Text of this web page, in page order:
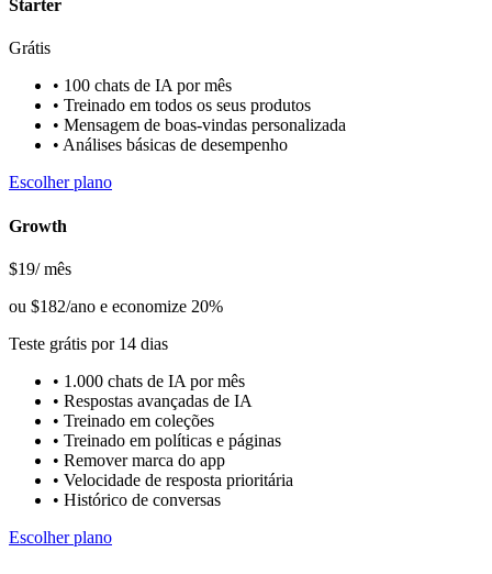
Starter
Grátis
• 100 chats de IA por mês
• Treinado em todos os seus produtos
• Mensagem de boas-vindas personalizada
• Análises básicas de desempenho
Escolher plano
Growth
$19/ mês
ou $182/ano e economize 20%
Teste grátis por 14 dias
• 1.000 chats de IA por mês
• Respostas avançadas de IA
• Treinado em coleções
• Treinado em políticas e páginas
• Remover marca do app
• Velocidade de resposta prioritária
• Histórico de conversas
Escolher plano